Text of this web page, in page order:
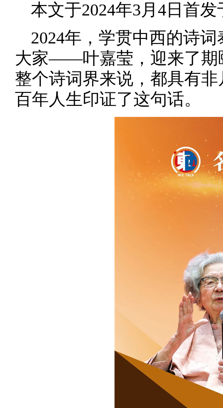
本文于2024年3月4日首
2024年，学贯中西的诗
大家——叶嘉莹，迎来了期
整个诗词界来说，都具有
百年人生印证了这句话。